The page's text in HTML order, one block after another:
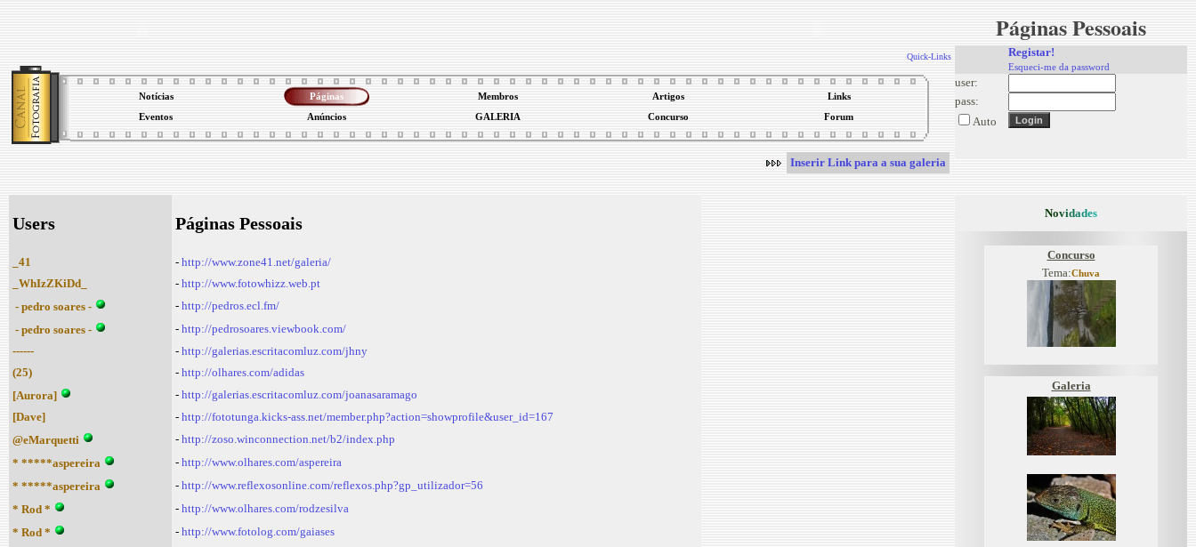
Quick-Links
Notícias Páginas Membros Artigos Links
Eventos Anúncios GALERIA Concurso Forum
Inserir Link para a sua galeria
Users Páginas Pessoais
_41 - http://www.zone41.net/galeria/
_WhIzZKiDd_
- http://www.fotowhizz.web.pt
- pedro soares -
- http://pedros.ecl.fm/
- pedro soares -
- http://pedrosoares.viewbook.com/
------
- http://galerias.escritacomluz.com/jhny
(25)
- http://olhares.com/adidas
[Aurora]
- http://galerias.escritacomluz.com/joanasaramago
[Dave]
- http://fototunga.kicks-ass.net/member.php?action=showprofile&user_id=167
@eMarquetti
- http://zoso.winconnection.net/b2/index.php
* *****aspereira
- http://www.olhares.com/aspereira
* *****aspereira
- http://www.reflexosonline.com/reflexos.php?gp_utilizador=56
* Rod *
- http://www.olhares.com/rodzesilva
* Rod *
- http://www.fotolog.com/gaiases
Páginas Pessoais
Registar!
Esqueci-me da password
user:
pass:
Auto
Novidades
Concurso
Tema:Chuva
Galeria